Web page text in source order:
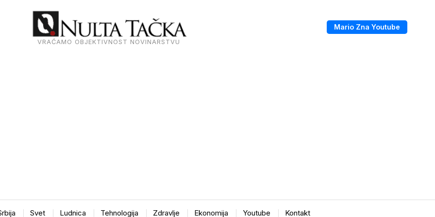
VRAĆAMO OBJEKTIVNOST NOVINARSTVU
Mario Zna Youtube
Svet Ludnica Tehnologija Zdravlje Ekonomija Youtube Kontakt